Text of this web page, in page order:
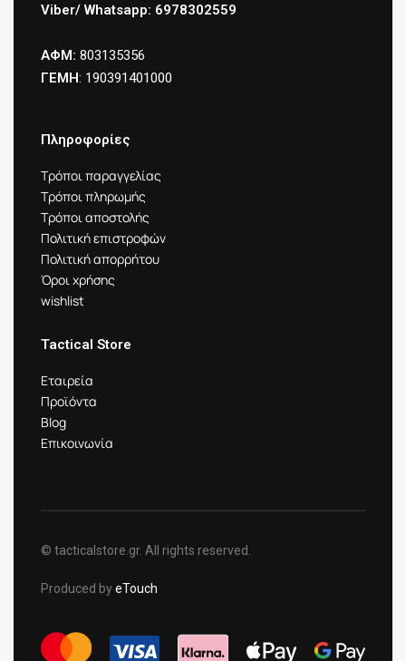
Viber/ Whatsapp: 6978302559
ΑΦΜ: 803135356
ΓΕΜΗ: 190391401000
Πληροφορίες
Τρόποι παραγγελίας
Τρόποι πληρωμής
Τρόποι αποστολής
Πολιτική επιστροφών
Πολιτική απορρήτου
Όροι χρήσης
wishlist
Tactical Store
Εταιρεία
Προϊόντα
Blog
Επικοινωνία
© tacticalstore.gr. All rights reserved.
Produced byeTouch